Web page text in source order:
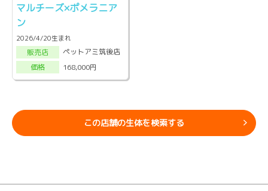
マルチーズ×ポメラニア
ン
2026/4/20生まれ
販売店
ペットアミ筑後店
価格
168,000円
この店舗の生体を検索する